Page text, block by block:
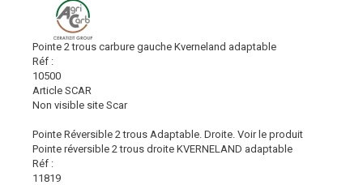
Pointe 2 trous carbure gauche Kverneland adaptable
Réf :
10500
Article SCAR
Non visible site Scar
Pointe Réversible 2 trous Adaptable. Droite. Voir le produit
Pointe réversible 2 trous droite KVERNELAND adaptable
Réf :
11819